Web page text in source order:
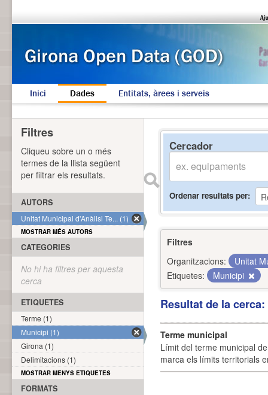
Inici Dades Entitats, àrees i serveis
Cercador
Ordenar resultats per
Filtres
Organitzacions:
Unitat
Etiquetes:
Municipi
Resultat de la
Terme municipal
Límit del terme municipal
marca els límits territorials
Filtres
Cliqueu sobre un o més
termes de la llista següent
per filtrar els resultats.
AUTORS
Unitat Municipal d'Anàlisi Te... (1)
MOSTRAR MÉS AUTORS
CATEGORIES
No hi ha filtres per aquesta
cerca
ETIQUETES
Terme (1)
Municipi (1)
Girona (1)
Delimitacions (1)
MOSTRAR MENYS ETIQUETES
FORMATS